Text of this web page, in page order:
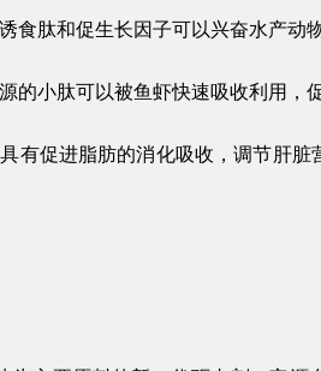
食肽和促生长因子可以兴奋水产动
的小肽可以被鱼虾快速吸收利用，
有促进脂肪的消化吸收，调节肝